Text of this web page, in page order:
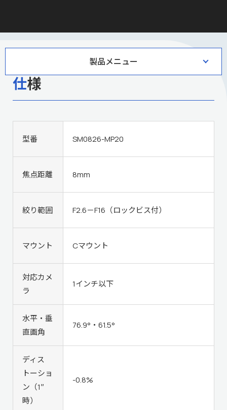
製品メニュー
仕様
型番 SM0826-MP20
焦点距離 8mm
絞り範囲 F2.6－F16（ロックビス付）
マウント Cマウント
対応カメ
ラ
1インチ以下
水平・垂
直画角
76.9°・61.5°
ディス
トーショ
ン（1″
時）
-0.8%